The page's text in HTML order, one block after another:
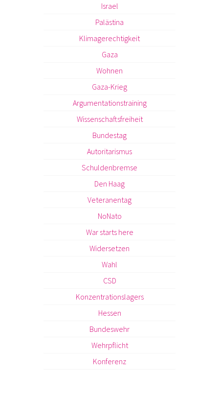
Israel
Palästina
Klimagerechtigkeit
Gaza
Wohnen
Gaza-Krieg
Argumentationstraining
Wissenschaftsfreiheit
Bundestag
Autoritarismus
Schuldenbremse
Den Haag
Veteranentag
NoNato
War starts here
Widersetzen
Wahl
CSD
Konzentrationslagers
Hessen
Bundeswehr
Wehrpflicht
Konferenz